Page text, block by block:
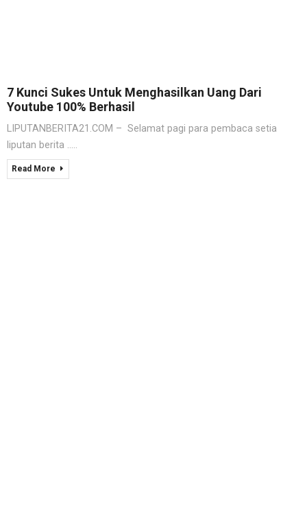
7 Kunci Sukes Untuk Menghasilkan Uang Dari
Youtube 100% Berhasil
LIPUTANBERITA21.COM – Selamat pagi para pembaca setia
liputan berita .....
Read More